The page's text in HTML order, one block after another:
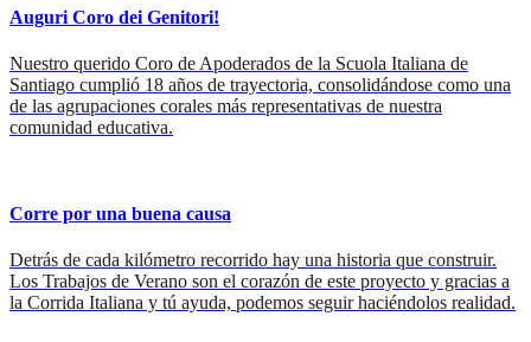
Auguri Coro dei Genitori!
Nuestro querido Coro de Apoderados de la Scuola Italiana de
Santiago cumplió 18 años de trayectoria, consolidándose como una
de las agrupaciones corales más representativas de nuestra
comunidad educativa.
Corre por una buena causa
Detrás de cada kilómetro recorrido hay una historia que construir.
Los Trabajos de Verano son el corazón de este proyecto y gracias a
la Corrida Italiana y tú ayuda, podemos seguir haciéndolos realidad.